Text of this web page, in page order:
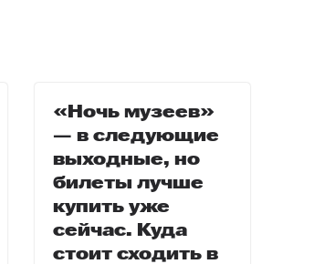
«Ночь музеев»
— в следующие
выходные, но
билеты лучше
купить уже
сейчас. Куда
стоит сходить в